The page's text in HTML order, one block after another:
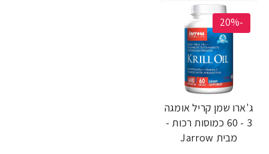
-20%
ג'ארו שמן קריל אומגה
3 - 60 כמוסות רכות -
מבית Jarrow